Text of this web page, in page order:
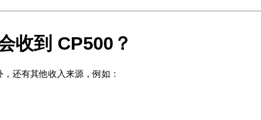
收到 CP500？
还有其他收入来源，例如：